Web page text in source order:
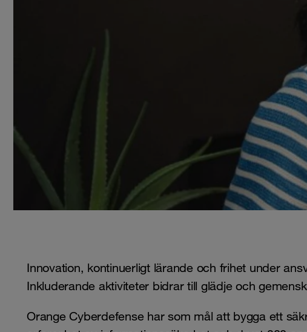
Innovation, kontinuerligt lärande och frihet under
Inkluderande aktiviteter bidrar till glädje och
Orange Cyberdefense har som mål att bygga ett